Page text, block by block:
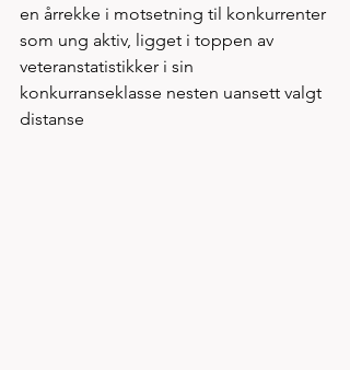
en årrekke i motsetning til konkurrenter
som ung aktiv, ligget i toppen av
veteranstatistikker i sin
konkurranseklasse nesten uansett valgt
distanse